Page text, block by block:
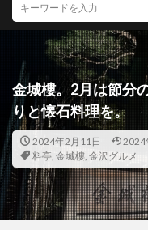
金城樓。2月は節分
りと懐石料理を。
2024年2月11日 2024
料亭, 金城樓, 金沢グルメ